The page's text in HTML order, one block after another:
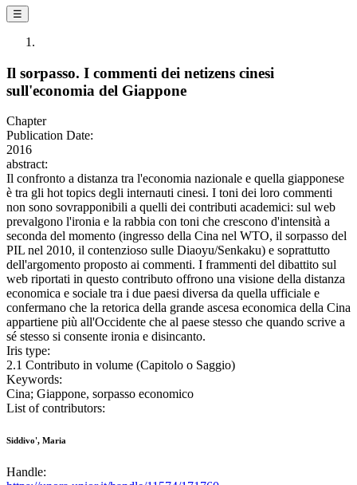
☰
Il sorpasso. I commenti dei netizens cinesi
sull'economia del Giappone
Chapter
Publication Date:
2016
abstract:
Il confronto a distanza tra l'economia nazionale e quella giapponese
è tra gli hot topics degli internauti cinesi. I toni dei loro commenti
non sono sovrapponibili a quelli dei contributi academici: sul web
prevalgono l'ironia e la rabbia con toni che crescono d'intensità a
seconda del momento (ingresso della Cina nel WTO, il sorpasso del
PIL nel 2010, il contenzioso sulle Diaoyu/Senkaku) e soprattutto
dell'argomento proposto ai commenti. I frammenti del dibattito sul
web riportati in questo contributo offrono una visione della distanza
economica e sociale tra i due paesi diversa da quella ufficiale e
confermano che la retorica della grande ascesa economica della Cina
appartiene più all'Occidente che al paese stesso che quando scrive a
sé stesso si consente ironia e disincanto.
Iris type:
2.1 Contributo in volume (Capitolo o Saggio)
Keywords:
Cina; Giappone, sorpasso economico
List of contributors:
Siddivo', Maria
Handle: